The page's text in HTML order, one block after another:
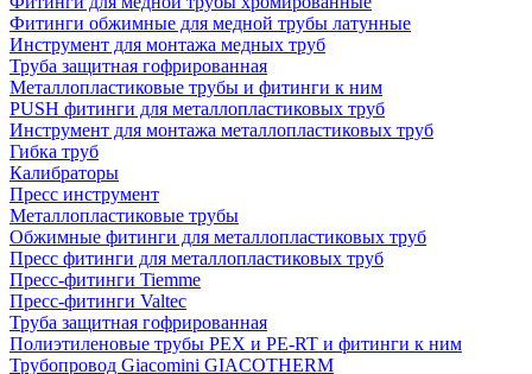
Фитинги обжимные для медной трубы латунные
Инструмент для монтажа медных труб
Труба защитная гофрированная
Металлопластиковые трубы и фитинги к ним
PUSH фитинги для металлопластиковых труб
Инструмент для монтажа металлопластиковых труб
Гибка труб
Калибраторы
Пресс инструмент
Металлопластиковые трубы
Обжимные фитинги для металлопластиковых труб
Пресс фитинги для металлопластиковых труб
Пресс-фитинги Tiemme
Пресс-фитинги Valtec
Труба защитная гофрированная
Полиэтиленовые трубы PEX и PE-RT и фитинги к ним
Трубопровод Giacomini GIACOTHERM